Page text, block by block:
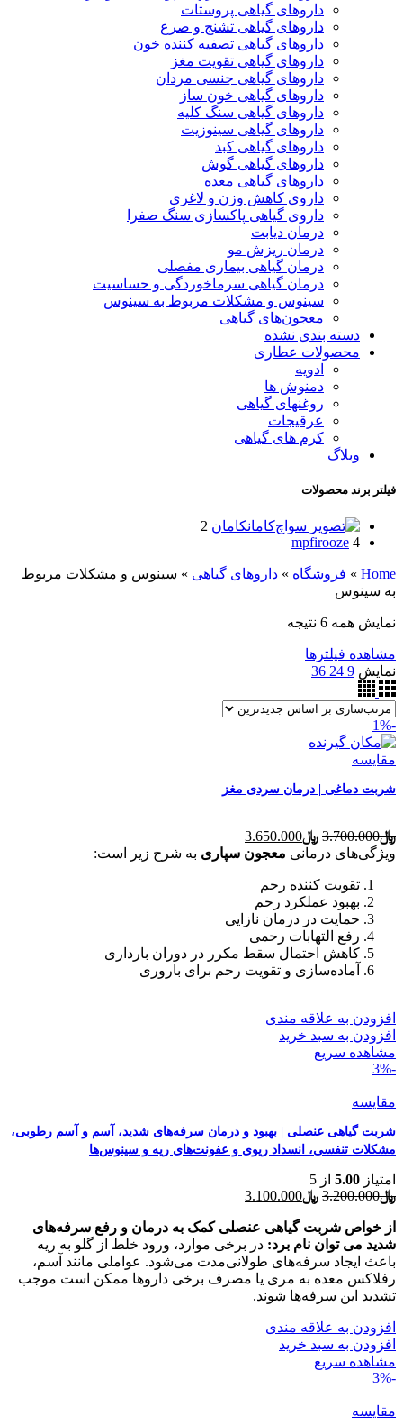
داروهای گیاهی پروستات
داروهای گیاهی تشنج و صرع
داروهای گیاهی تصفیه کننده خون
داروهای گیاهی تقویت مغز
داروهای گیاهی جنسی مردان
داروهای گیاهی خون ساز
داروهای گیاهی سنگ کلیه
داروهای گیاهی سینوزیت
داروهای گیاهی کبد
داروهای گیاهی گوش
داروهای گیاهی معده
داروی کاهش وزن و لاغری
داروی گیاهی پاکسازی سنگ صفرا
درمان دیابت
درمان ریزش مو
درمان گیاهی بیماری مفصلی
درمان گیاهی سرماخوردگی و حساسیت
سینوس و مشکلات مربوط به سینوس
معجون‌های گیاهی
دسته بندی نشده
محصولات عطاری
ادویه
دمنوش ها
روغنهای گیاهی
عرقیجات
کرم های گیاهی
وبلاگ
فیلتر برند محصولات
کامانکامان 2
mpfirooze 4
Home
» فروشگاه » داروهای گیاهی » سینوس و مشکلات مربوط
به سینوس
نمایش همه 6 نتیجه
مشاهده فیلترها
نمایش 9
24
36
-1%
مقایسه
شربت دماغی | درمان سردی مغز
﷼3.700.000 قیمت
اصلی
بود.
﷼3.650.000
فعلی
ویژگی‌های درمانی معجون سپاری به شرح زیر است:
تقویت کننده رحم
بهبود عملکرد رحم
حمایت در درمان نازایی
رفع التهابات رحمی
کاهش احتمال سقط مکرر در دوران بارداری
آماده‌سازی و تقویت رحم برای باروری
افزودن به علاقه مندی
افزودن به سبد خرید
مشاهده سریع
-3%
مقایسه
شربت گیاهی عنصلی | بهبود و درمان سرفه‌های شدید، آسم و آسم رطوبی،
مشکلات تنفسی، انسداد ریوی و عفونت‌های ریه و سینوس‌ها
امتیاز 5.00 از 5
﷼3.200.000 قیمت
﷼3.200.000
بود.
﷼3.100.000
﷼3.100.000
است.
از خواص شربت گیاهی عنصلی کمک به درمان و رفع سرفه‌های
شدید می توان نام برد: در برخی موارد، ورود خلط از گلو به ریه
باعث ایجاد سرفه‌های طولانی‌مدت می‌شود. عواملی مانند آسم،
رفلاکس معده به مری یا مصرف برخی داروها ممکن است موجب
تشدید این سرفه‌ها شوند.
افزودن به علاقه مندی
افزودن به سبد خرید
مشاهده سریع
-3%
مقایسه